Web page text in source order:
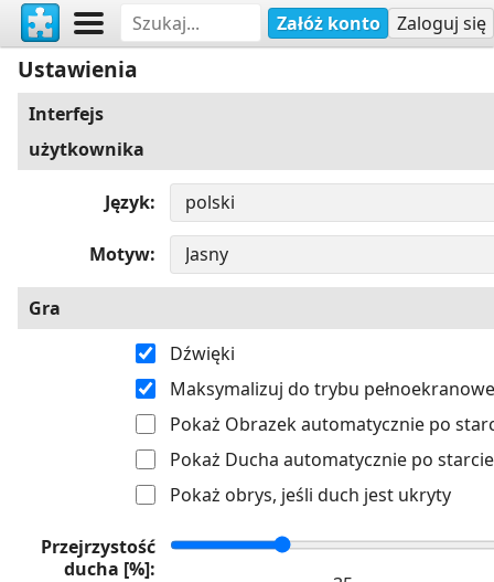
Załóż konto Zaloguj się
Ustawienia
Interfejs
użytkownika
Język
Motyw
Gra
Dźwięki
Maksymalizuj do trybu
Pokaż Obrazek automatycznie po
Pokaż Ducha automatycznie po starcie
Pokaż obrys, jeśli duch jest ukryty
Przejrzystość
ducha [%]